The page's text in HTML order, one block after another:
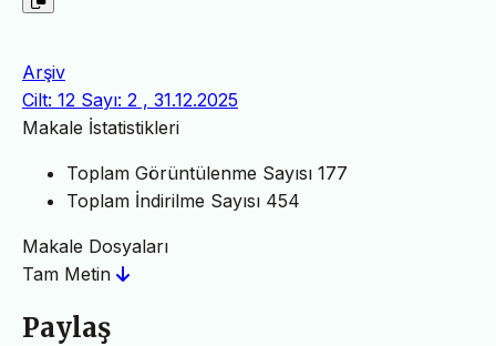
Arşiv
Cilt: 12 Sayı: 2 , 31.12.2025
Makale İstatistikleri
Toplam Görüntülenme Sayısı 177
Toplam İndirilme Sayısı 454
Makale Dosyaları
Tam Metin
Paylaş